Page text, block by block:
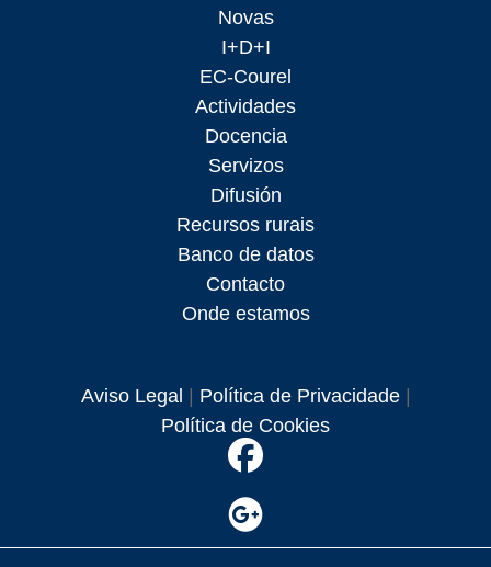
Novas
I+D+I
EC-Courel
Actividades
Docencia
Servizos
Difusión
Recursos rurais
Banco de datos
Contacto
Onde estamos
Aviso Legal | Política de Privacidade|
Política de Cookies